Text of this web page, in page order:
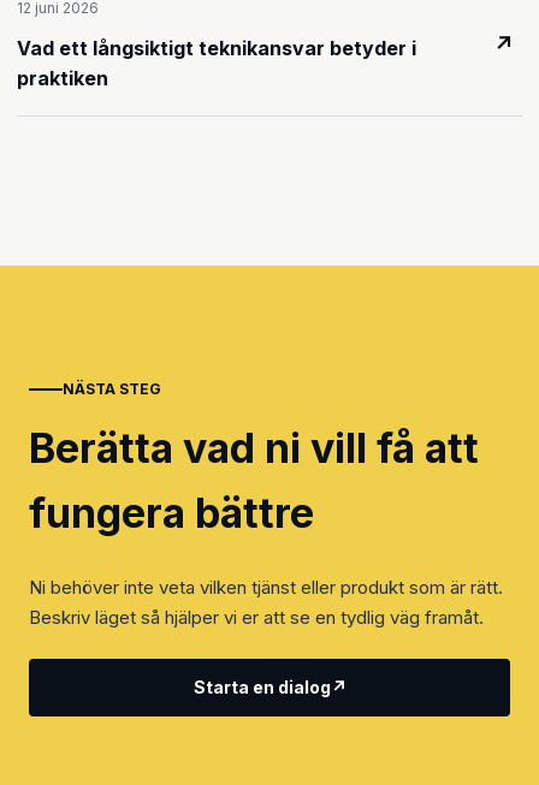
12 juni 2026
Vad ett långsiktigt teknikansvar betyder i
praktiken
↗
NÄSTA STEG
Berätta vad ni vill få att
fungera bättre
Ni behöver inte veta vilken tjänst eller produkt som är rätt.
Beskriv läget så hjälper vi er att se en tydlig väg framåt.
Starta en dialog↗